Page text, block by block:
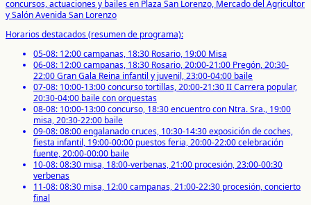
concursos, actuaciones y bailes en Plaza San Lorenzo, Mercado del Agricultor
y Salón Avenida San Lorenzo
Horarios destacados (resumen de programa):
05-08: 12:00 campanas, 18:30 Rosario, 19:00 Misa
06-08: 12:00 campanas, 18:30 Rosario, 20:00-21:00 Pregón, 20:30-
22:00 Gran Gala Reina infantil y juvenil, 23:00-04:00 baile
07-08: 10:00-13:00 concurso tortillas, 20:00-21:30 II Carrera popular,
20:30-04:00 baile con orquestas
08-08: 10:00-13:00 concurso, 18:30 encuentro con Ntra. Sra., 19:00
misa, 20:30-22:00 baile
09-08: 08:00 engalanado cruces, 10:30-14:30 exposición de coches,
fiesta infantil, 19:00-00:00 puestos feria, 20:00-22:00 celebración
fuente, 20:00-00:00 baile
10-08: 08:30 misa, 18:00-verbenas, 21:00 procesión, 23:00-00:30
verbenas
11-08: 08:30 misa, 12:00 campanas, 21:00-22:30 procesión, concierto
final